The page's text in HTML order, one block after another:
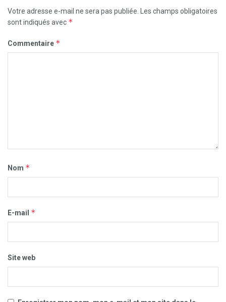
Votre adresse e-mail ne sera pas publiée. Les champs obligatoires
sont indiqués avec *
Commentaire *
Nom *
E-mail *
Site web